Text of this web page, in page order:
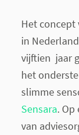
Het
in
vijftien jaar
het
slimme
Sensara. Op
van